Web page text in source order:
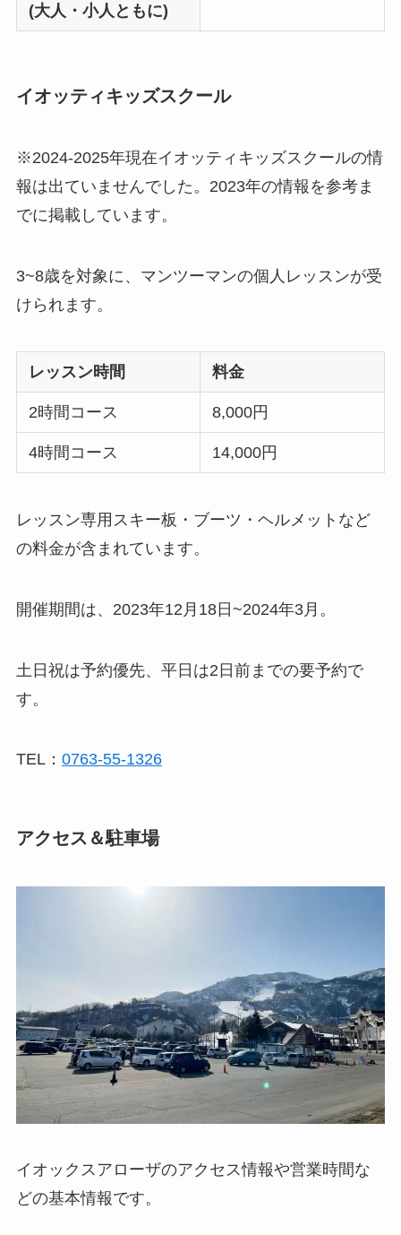
(大人・小人ともに)
イオッティキッズスクール
※2024-2025年現在イオッティキッズスクールの情
報は出ていませんでした。2023年の情報を参考ま
でに掲載しています。
3~8歳を対象に、マンツーマンの個人レッスンが受
けられます。
レッスン時間 料金
2時間コース 8,000円
4時間コース 14,000円
レッスン専用スキー板・ブーツ・ヘルメットなど
の料金が含まれています。
開催期間は、2023年12月18日~2024年3月。
土日祝は予約優先、平日は2日前までの要予約で
す。
TEL： 0763-55-1326
アクセス＆駐車場
イオックスアローザのアクセス情報や営業時間な
どの基本情報です。